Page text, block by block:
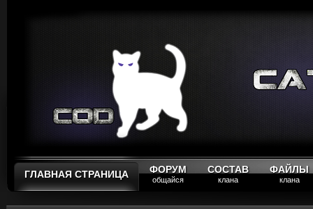
ГЛАВНАЯ СТРАНИЦА ФОРУМ
общайся
СОСТАВ
клана
ФАЙЛЫ
клана